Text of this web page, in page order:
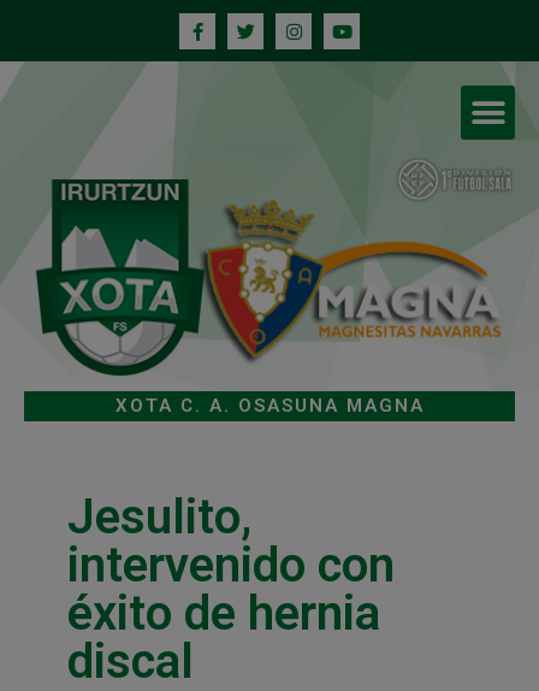
XOTA C. A. OSASUNA MAGNA
Jesulito,
intervenido con
éxito de hernia
discal